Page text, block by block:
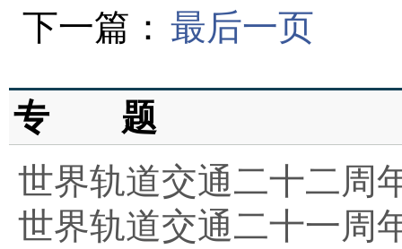
下一篇： 最后一页
专 题
世界轨道交通二十二周
世界轨道交通二十一周